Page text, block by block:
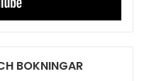
BOKNINGAR